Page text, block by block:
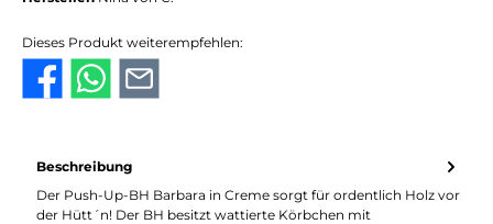
Dieses Produkt weiterempfehlen:
Beschreibung
Der Push-Up-BH Barbara in Creme sorgt für ordentlich Holz vor
der Hütt´n! Der BH besitzt wattierte Körbchen mit